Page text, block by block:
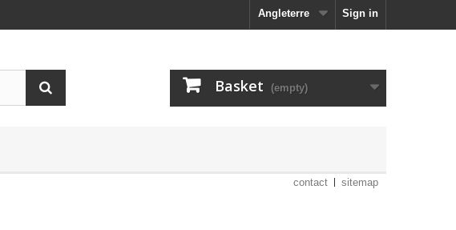
Sign in
Angleterre
Basket (empty)
contact sitemap